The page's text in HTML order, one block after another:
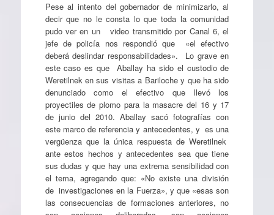
Pese al intento del gobernador de minimizarlo, al
decir que no le consta lo que toda la comunidad
pudo ver en un video transmitido por Canal 6, el
jefe de policía nos respondió que «el efectivo
deberá deslindar responsabilidades». Lo grave en
este caso es que Aballay ha sido el custodio de
Weretilnek en sus visitas a Bariloche y que ha sido
denunciado como el efectivo que llevó los
proyectiles de plomo para la masacre del 16 y 17
de junio del 2010. Aballay sacó fotografías con
este marco de referencia y antecedentes, y es una
vergüenza que la única respuesta de Weretilnek
ante estos hechos y antecedentes sea que tiene
sus dudas y que hay una extrema sensibilidad con
el tema, agregando que: «No existe una división
de investigaciones en la Fuerza», y que «esas son
las consecuencias de formaciones anteriores, no